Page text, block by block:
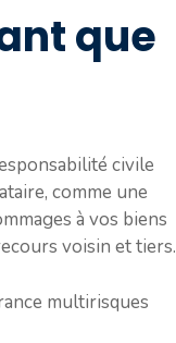
que
civile
comme une
à vos biens
voisin et tiers.
multirisques